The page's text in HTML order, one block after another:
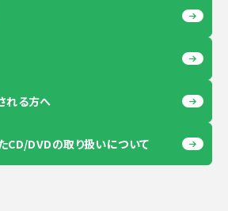
れる方へ
CD/DVDの取り扱いについて